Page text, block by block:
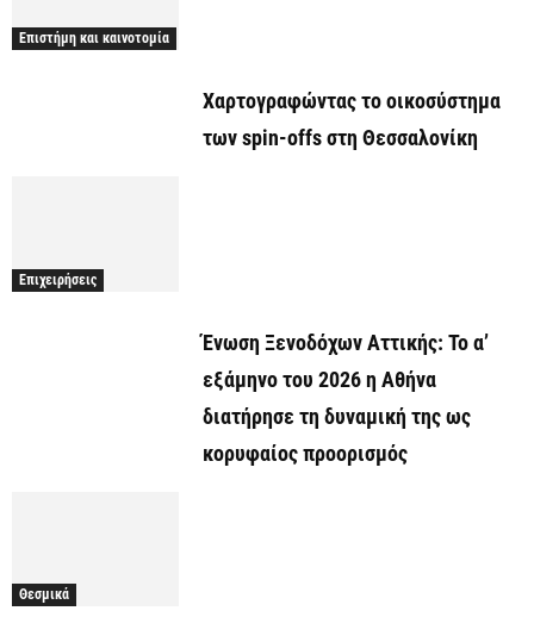
Επιστήμη και καινοτομία
Χαρτογραφώντας το οικοσύστημα
των spin-offs στη Θεσσαλονίκη
Επιχειρήσεις
Ένωση Ξενοδόχων Αττικής: Το α’
εξάμηνο του 2026 η Αθήνα
διατήρησε τη δυναμική της ως
κορυφαίος προορισμός
Θεσμικά